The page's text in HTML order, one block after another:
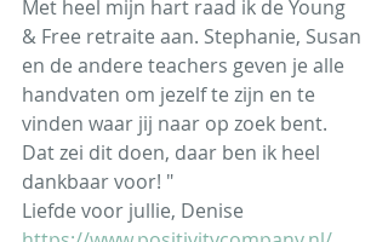
Met heel mijn hart raad ik de Young
& Free retraite aan. Stephanie, Susan
en de andere teachers geven je alle
handvaten om jezelf te zijn en te
vinden waar jij naar op zoek bent.
Dat zei dit doen, daar ben ik heel
dankbaar voor! "
Liefde voor jullie, Denise